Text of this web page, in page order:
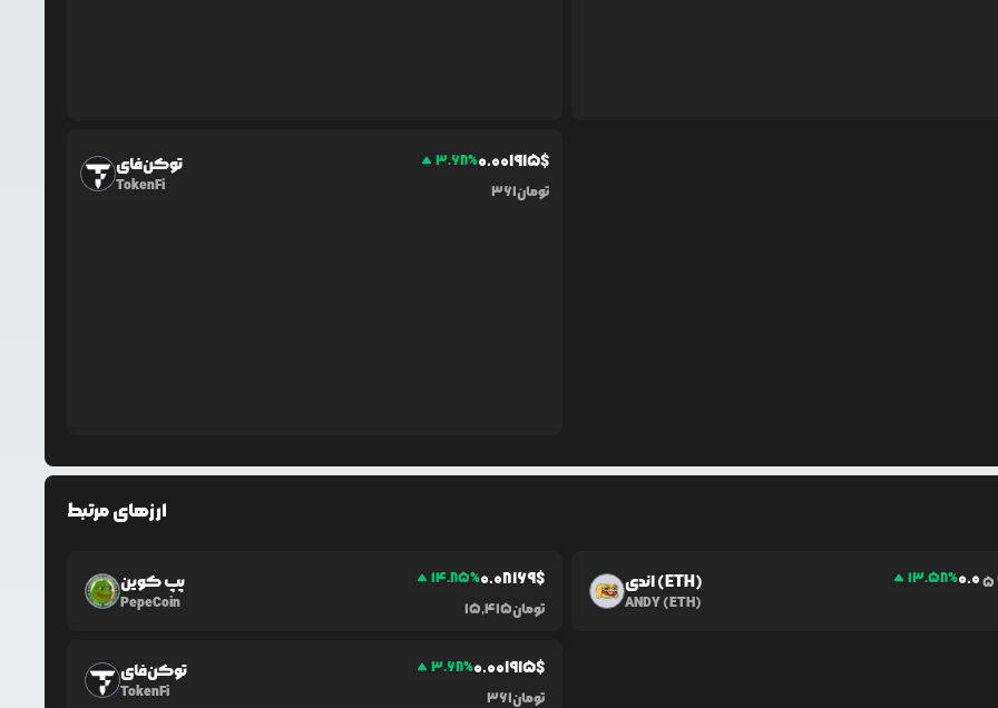
توکن‌فای
TokenFi
3.68%0.001915$
361تومان
ارزهای مرتبط
پپ کوین
PepeCoin
14.85%0.08169$
15,415تومان
اندی (ETH)
ANDY (ETH)
13.58%0.05
توکن‌فای
TokenFi
3.68%0.001915$
361تومان